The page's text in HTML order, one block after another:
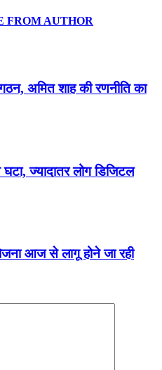
FROM AUTHOR
अमित शाह की रणनीति का
ज्यादातर लोग डिजिटल
आज से लागू होने जा रही